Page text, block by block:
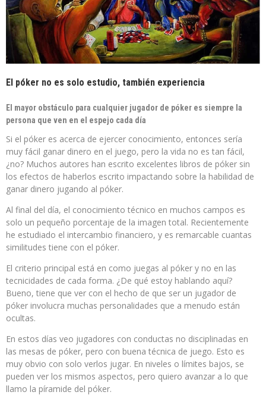
El póker no es solo estudio, también experiencia
El mayor obstáculo para cualquier jugador de póker es siempre la
persona que ven en el espejo cada día
Si el póker es acerca de ejercer conocimiento, entonces sería
muy fácil ganar dinero en el juego, pero la vida no es tan fácil,
¿no? Muchos autores han escrito excelentes libros de póker sin
los efectos de haberlos escrito impactando sobre la habilidad de
ganar dinero jugando al póker.
Al final del día, el conocimiento técnico en muchos campos es
solo un pequeño porcentaje de la imagen total. Recientemente
he estudiado el intercambio financiero, y es remarcable cuantas
similitudes tiene con el póker.
El criterio principal está en como juegas al póker y no en las
tecnicidades de cada forma. ¿De qué estoy hablando aquí?
Bueno, tiene que ver con el hecho de que ser un jugador de
póker involucra muchas personalidades que a menudo están
ocultas.
En estos días veo jugadores con conductas no disciplinadas en
las mesas de póker, pero con buena técnica de juego. Esto es
muy obvio con solo verlos jugar. En niveles o límites bajos, se
pueden ver los mismos aspectos, pero quiero avanzar a lo que
llamo la píramide del póker.